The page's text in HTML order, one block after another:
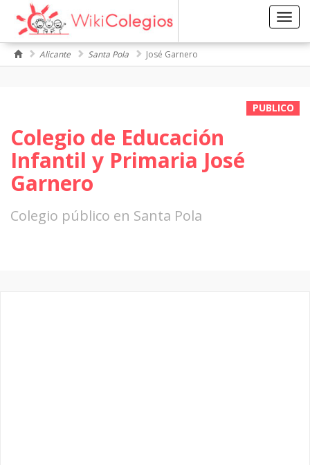
Alicante Santa Pola José Garnero
PUBLICO
Colegio de Educación
Infantil y Primaria José
Garnero
Colegio público en Santa Pola